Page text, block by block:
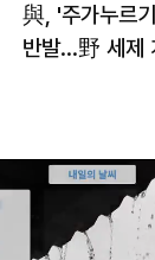
與, '주가누르
반발…野 세제